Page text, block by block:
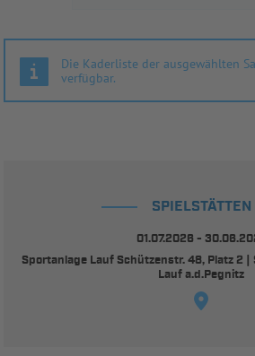
Die Kaderliste der ausgewählten
verfügbar.
SPIELSTÄTTEN
01.07.2026 -
Sportanlage Lauf Schützenstr. 48, Platz 2
Lauf a.d.Pegnitz